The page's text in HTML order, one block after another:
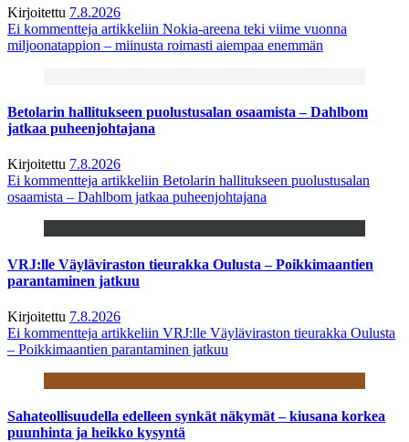
Kirjoitettu 7.8.2026
Ei kommentteja artikkeliin Nokia-areena teki viime vuonna
miljoonatappion – miinusta roimasti aiempaa enemmän
Betolarin hallitukseen puolustusalan osaamista – Dahlbom
jatkaa puheenjohtajana
Kirjoitettu 7.8.2026
Ei kommentteja artikkeliin Betolarin hallitukseen puolustusalan
osaamista – Dahlbom jatkaa puheenjohtajana
VRJ:lle Väyläviraston tieurakka Oulusta – Poikkimaantien
parantaminen jatkuu
Kirjoitettu 7.8.2026
Ei kommentteja artikkeliin VRJ:lle Väyläviraston tieurakka Oulusta
– Poikkimaantien parantaminen jatkuu
Sahateollisuudella edelleen synkät näkymät – kiusana korkea
puunhinta ja heikko kysyntä